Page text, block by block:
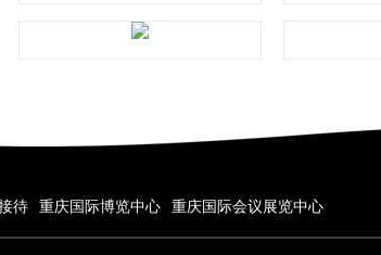
待 重庆国际博览中心 重庆国际会议展览中心